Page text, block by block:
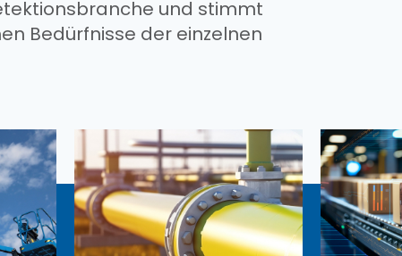
und stimmt
Bedürfnisse der einzelnen